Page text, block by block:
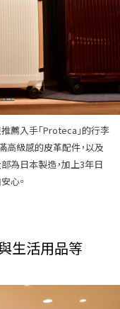
薦入手「Proteca」的行李
高級感的皮革配件，以及
為日本製造，加上3年日
心。
生活用品等